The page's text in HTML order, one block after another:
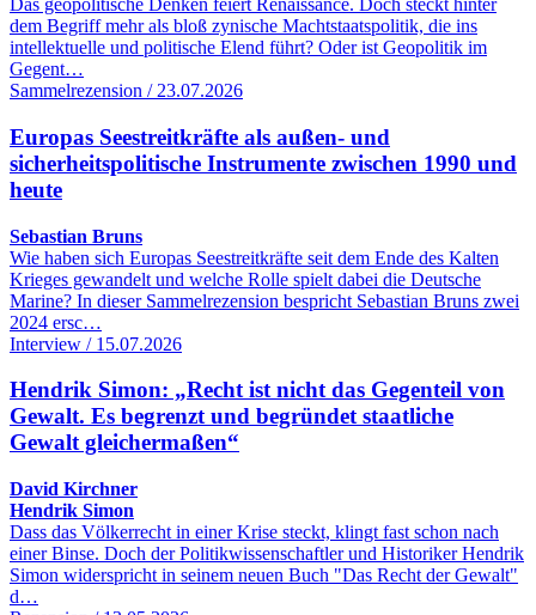
Das geopolitische Denken feiert Renaissance. Doch steckt hinter
dem Begriff mehr als bloß zynische Machtstaatspolitik, die ins
intellektuelle und politische Elend führt? Oder ist Geopolitik im
Gegent…
Sammelrezension / 23.07.2026
Europas Seestreitkräfte als außen- und
sicherheitspolitische Instrumente zwischen 1990 und
heute
Sebastian Bruns
Wie haben sich Europas Seestreitkräfte seit dem Ende des Kalten
Krieges gewandelt und welche Rolle spielt dabei die Deutsche
Marine? In dieser Sammelrezension bespricht Sebastian Bruns zwei
2024 ersc…
Interview / 15.07.2026
Hendrik Simon: „Recht ist nicht das Gegenteil von
Gewalt. Es begrenzt und begründet staatliche
Gewalt gleichermaßen“
David Kirchner
Hendrik Simon
Dass das Völkerrecht in einer Krise steckt, klingt fast schon nach
einer Binse. Doch der Politikwissenschaftler und Historiker Hendrik
Simon widerspricht in seinem neuen Buch "Das Recht der Gewalt"
d…